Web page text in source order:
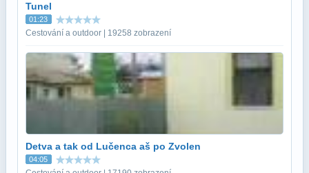
Tunel
01:23
Cestování a outdoor | 19258 zobrazení
Detva a tak od Lučenca aš po Zvolen
04:05